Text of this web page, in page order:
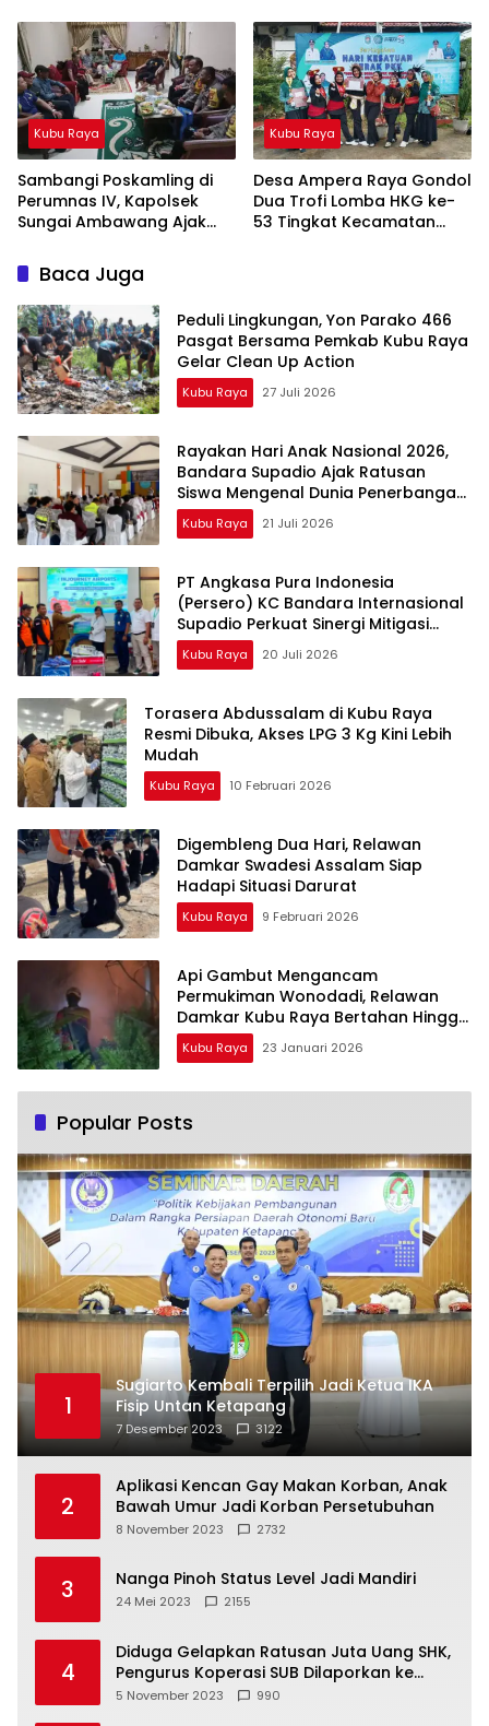
Kubu Raya
Sambangi Poskamling di
Perumnas IV, Kapolsek
Sungai Ambawang Ajak
Lingkungan
Kubu Raya
Desa Ampera Raya Gondol
Dua Trofi Lomba HKG ke-
53 Tingkat Kecamatan
Baca Juga
Peduli Lingkungan, Yon Parako 466
Pasgat Bersama Pemkab Kubu Raya
Gelar Clean Up Action
Kubu Raya 27 Juli 2026
Rayakan Hari Anak Nasional 2026,
Bandara Supadio Ajak Ratusan
Siswa Mengenal Dunia Penerbangan
dan Keselamatan Bandara
Kubu Raya 21 Juli 2026
PT Angkasa Pura Indonesia
(Persero) KC Bandara Internasional
Supadio Perkuat Sinergi Mitigasi
Kebakaran melalui Penyerahan
Bantuan Sarana bagi Masyarakat
Kubu Raya 20 Juli 2026
Torasera Abdussalam di Kubu Raya
Resmi Dibuka, Akses LPG 3 Kg Kini Lebih
Mudah
Kubu Raya 10 Februari 2026
Digembleng Dua Hari, Relawan
Damkar Swadesi Assalam Siap
Hadapi Situasi Darurat
Kubu Raya 9 Februari 2026
Api Gambut Mengancam
Permukiman Wonodadi, Relawan
Damkar Kubu Raya Bertahan Hingga
Malam
Kubu Raya 23 Januari 2026
Popular Posts
1
Sugiarto Kembali Terpilih Jadi Ketua IKA
Fisip Untan Ketapang
7 Desember 2023 3122
2
Aplikasi Kencan Gay Makan Korban, Anak
Bawah Umur Jadi Korban Persetubuhan
8 November 2023 2732
3 Nanga Pinoh Status Level Jadi Mandiri
24 Mei 2023 2155
4
Diduga Gelapkan Ratusan Juta Uang SHK,
Pengurus Koperasi SUB Dilaporkan ke
Polisi
5 November 2023 990